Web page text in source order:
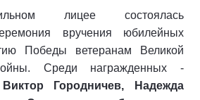
лицее состоялась
вручения юбилейных
Победы ветеранам Великой
Среди награжденных -
Виктор Городничев, Надежда